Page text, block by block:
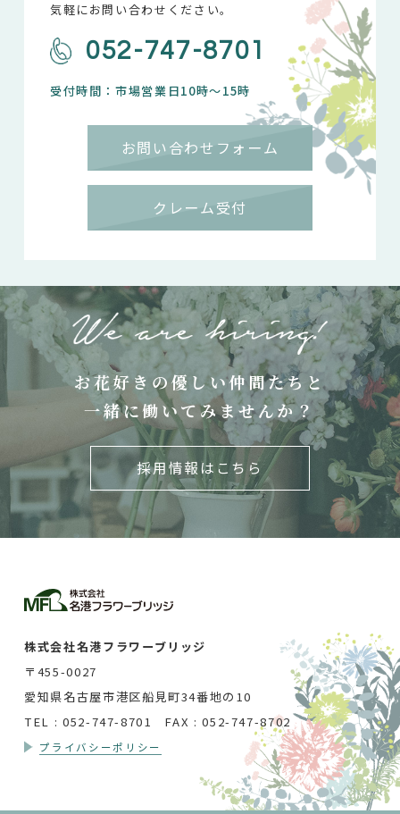
気軽にお問い合わせください。
052-747-8701
受付時間：市場営業日10時～15時
お問い合わせフォーム
クレーム受付
お花好きの優しい仲間たちと
一緒に働いてみませんか？
採用情報はこちら
株式会社名港フラワーブリッジ
〒455-0027
愛知県名古屋市港区船見町34番地の10
TEL : 052-747-8701 FAX : 052-747-8702
プライバシーポリシー